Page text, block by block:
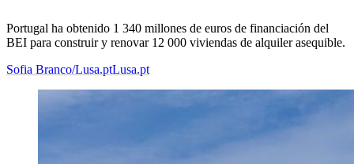
Portugal ha obtenido 1 340 millones de euros de financiación del
BEI para construir y renovar 12 000 viviendas de alquiler asequible.
Sofia Branco/Lusa.ptLusa.pt